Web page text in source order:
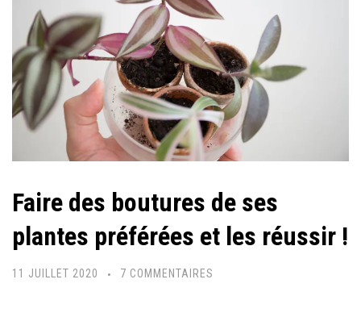
Faire des boutures de ses
plantes préférées et les réussir !
11 JUILLET 2020 7 COMMENTAIRES